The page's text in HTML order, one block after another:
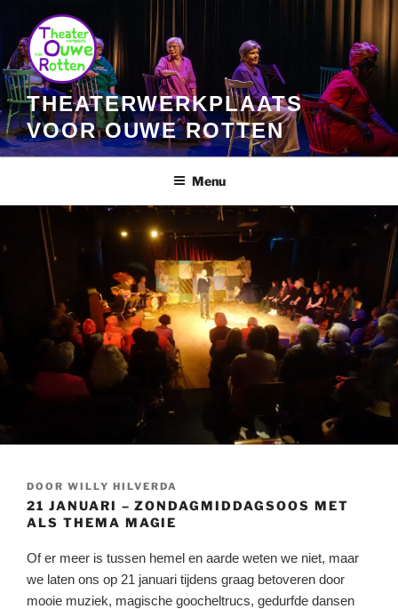
de
inhoud
THEATERWERKPLAATS
VOOR OUWE ROTTEN
Menu
GEPLAATST
OP
DOOR WILLY HILVERDA
21 JANUARI – ZONDAGMIDDAGSOOS MET
ALS THEMA MAGIE
Of er meer is tussen hemel en aarde weten we niet, maar
we laten ons op 21 januari tijdens graag betoveren door
mooie muziek, magische goocheltrucs, gedurfde dansen